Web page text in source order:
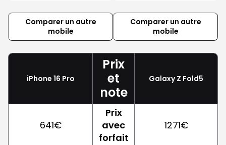
Comparer un autre
mobile
Comparer un autre
mobile
iPhone 16 Pro
Prix
et
note
Galaxy Z Fold5
641€
Prix
avec
forfait
1271€